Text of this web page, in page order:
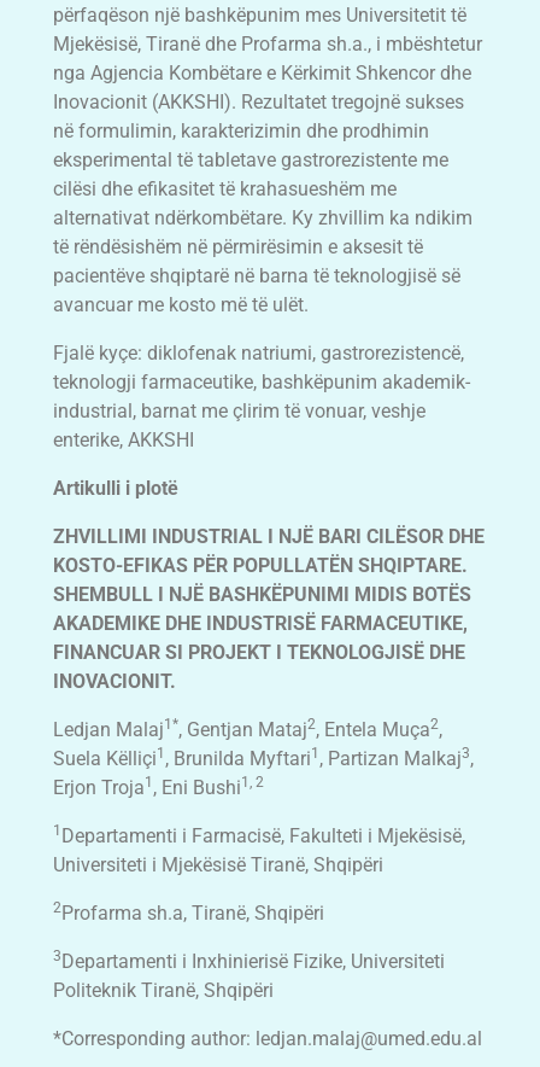
përfaqëson një bashkëpunim mes Universitetit të
Mjekësisë, Tiranë dhe Profarma sh.a., i mbështetur
nga Agjencia Kombëtare e Kërkimit Shkencor dhe
Inovacionit (AKKSHI). Rezultatet tregojnë sukses
në formulimin, karakterizimin dhe prodhimin
eksperimental të tabletave gastrorezistente me
cilësi dhe efikasitet të krahasueshëm me
alternativat ndërkombëtare. Ky zhvillim ka ndikim
të rëndësishëm në përmirësimin e aksesit të
pacientëve shqiptarë në barna të teknologjisë së
avancuar me kosto më të ulët.
Fjalë kyçe: diklofenak natriumi, gastrorezistencë,
teknologji farmaceutike, bashkëpunim akademik-
industrial, barnat me çlirim të vonuar, veshje
enterike, AKKSHI
Artikulli i plotë
ZHVILLIMI INDUSTRIAL I NJË BARI CILËSOR DHE
KOSTO-EFIKAS PËR POPULLATËN SHQIPTARE.
SHEMBULL I NJË BASHKËPUNIMI MIDIS BOTËS
AKADEMIKE DHE INDUSTRISË FARMACEUTIKE,
FINANCUAR SI PROJEKT I TEKNOLOGJISË DHE
INOVACIONIT.
Ledjan Malaj1*, Gentjan Mataj2, Entela Muça2,
Suela Këlliçi1 , Brunilda Myftari1 , Partizan Malkaj3,
Erjon Troja1 , Eni Bushi1, 2
1 Departamenti i Farmacisë, Fakulteti i Mjekësisë,
Universiteti i Mjekësisë Tiranë, Shqipëri
2 Profarma sh.a, Tiranë, Shqipëri
3 Departamenti i Inxhinierisë Fizike, Universiteti
Politeknik Tiranë, Shqipëri
*Corresponding author: ledjan.malaj@umed.edu.al